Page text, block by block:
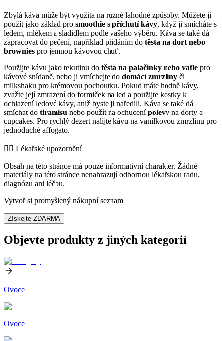
Zbylá káva může být využita na různé lahodné způsoby. Můžete ji
použít jako základ pro smoothie s příchutí kávy, když ji smícháte s
ledem, mlékem a sladidlem podle vašeho výběru. Káva se také dá
zapracovat do pečení, například přidáním do těsta na dort nebo
brownies pro jemnou kávovou chuť.
Použijte kávu jako tekutinu do těsta na palačinky nebo vafle pro
kávové snídaně, nebo ji vmíchejte do domácí zmrzliny či
milkshaku pro krémovou pochoutku. Pokud máte hodně kávy,
zvažte její zmrazení do formiček na led a použijte kostky k
ochlazení ledové kávy, aniž byste ji naředili. Káva se také dá
smíchat do tiramisu nebo použít na ochucenípolevy na dorty a
cupcakes. Pro rychlý dezert nalijte kávu na vanilkovou zmrzlinu pro
jednoduché affogato.
👨‍⚕️️ Lékařské upozornění
Obsah na této stránce má pouze informativní charakter. Žádné
materiály na této stránce nenahrazují odbornou lékařskou radu,
diagnózu ani léčbu.
Vytvoř si promyšlený nákupní seznam
Získejte ZDARMA
Objevte produkty z jiných kategorií
Ovoce
Ovoce